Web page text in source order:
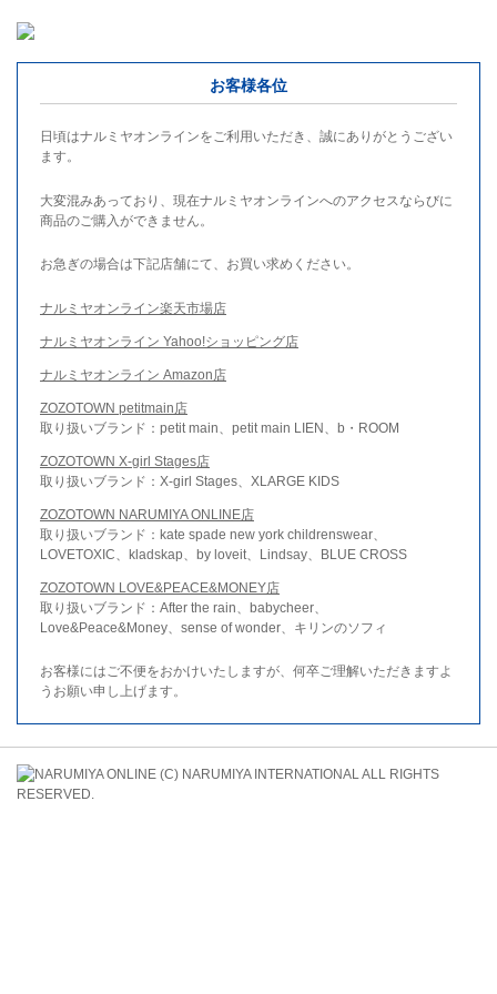
お客様各位
日頃はナルミヤオンラインをご利用いただき、誠にありがとうござい
ます。
大変混みあっており、現在ナルミヤオンラインへのアクセスならびに
商品のご購入ができません。
お急ぎの場合は下記店舗にて、お買い求めください。
ナルミヤオンライン楽天市場店
ナルミヤオンライン Yahoo!ショッピング店
ナルミヤオンライン Amazon店
ZOZOTOWN petitmain店
取り扱いブランド：petit main、petit main LIEN、b・ROOM
ZOZOTOWN X-girl Stages店
取り扱いブランド：X-girl Stages、XLARGE KIDS
ZOZOTOWN NARUMIYA ONLINE店
取り扱いブランド：kate spade new york childrenswear、
LOVETOXIC、kladskap、by loveit、Lindsay、BLUE CROSS
ZOZOTOWN LOVE&PEACE&MONEY店
取り扱いブランド：After the rain、babycheer、
Love&Peace&Money、sense of wonder、キリンのソフィ
お客様にはご不便をおかけいたしますが、何卒ご理解いただきますよ
うお願い申し上げます。